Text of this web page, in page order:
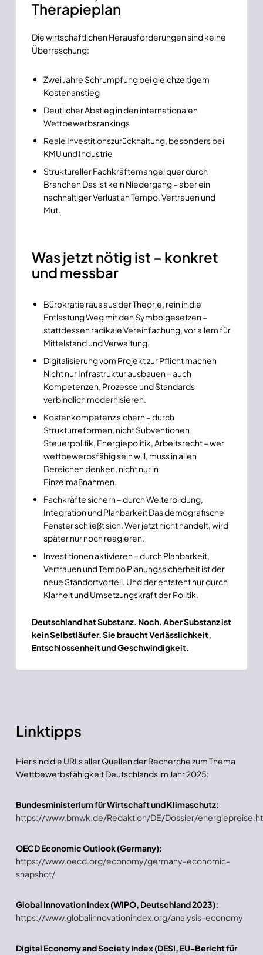
Therapieplan
Die wirtschaftlichen Herausforderungen sind keine
Überraschung:
Zwei Jahre Schrumpfung bei gleichzeitigem
Kostenanstieg
Deutlicher Abstieg in den internationalen
Wettbewerbsrankings
Reale Investitionszurückhaltung, besonders bei
KMU und Industrie
Struktureller Fachkräftemangel quer durch
Branchen Das ist kein Niedergang – aber ein
nachhaltiger Verlust an Tempo, Vertrauen und
Mut.
Was jetzt nötig ist – konkret
und messbar
Bürokratie raus aus der Theorie, rein in die
Entlastung Weg mit den Symbolgesetzen –
stattdessen radikale Vereinfachung, vor allem für
Mittelstand und Verwaltung.
Digitalisierung vom Projekt zur Pflicht machen
Nicht nur Infrastruktur ausbauen – auch
Kompetenzen, Prozesse und Standards
verbindlich modernisieren.
Kostenkompetenz sichern – durch
Strukturreformen, nicht Subventionen
Steuerpolitik, Energiepolitik, Arbeitsrecht – wer
wettbewerbsfähig sein will, muss in allen
Bereichen denken, nicht nur in
Einzelmaßnahmen.
Fachkräfte sichern – durch Weiterbildung,
Integration und Planbarkeit Das demografische
Fenster schließt sich. Wer jetzt nicht handelt, wird
später nur noch reagieren.
Investitionen aktivieren – durch Planbarkeit,
Vertrauen und Tempo Planungssicherheit ist der
neue Standortvorteil. Und der entsteht nur durch
Klarheit und Umsetzungskraft der Politik.
Deutschland hat Substanz. Noch. Aber Substanz ist
kein Selbstläufer. Sie braucht Verlässlichkeit,
Entschlossenheit und Geschwindigkeit.
Linktipps
Hier sind die URLs aller Quellen der Recherche zum Thema
Wettbewerbsfähigkeit Deutschlands im Jahr 2025:
Bundesministerium für Wirtschaft und Klimaschutz:
https://www.bmwk.de/Redaktion/DE/Dossier/
OECD Economic Outlook (Germany):
https://www.oecd.org/economy/germany-economic-
snapshot/
Global Innovation Index (WIPO, Deutschland 2023):
https://www.globalinnovationindex.org/analysis-economy
Digital Economy and Society Index (DESI, EU-Bericht für